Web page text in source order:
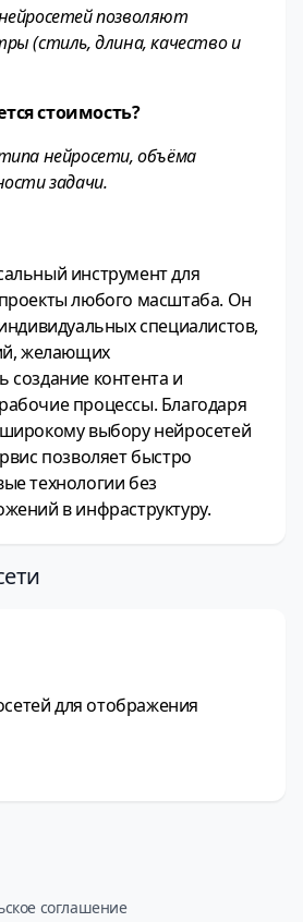
позволяют
(стиль, длина, качество и
стоимость?
нейросети, объёма
задачи.
инструмент для
любого масштаба. Он
специалистов,
желающих
создание контента и
процессы. Благодаря
выбору нейросетей
позволяет быстро
технологии без
в инфраструктуру.
для отображения
соглашение